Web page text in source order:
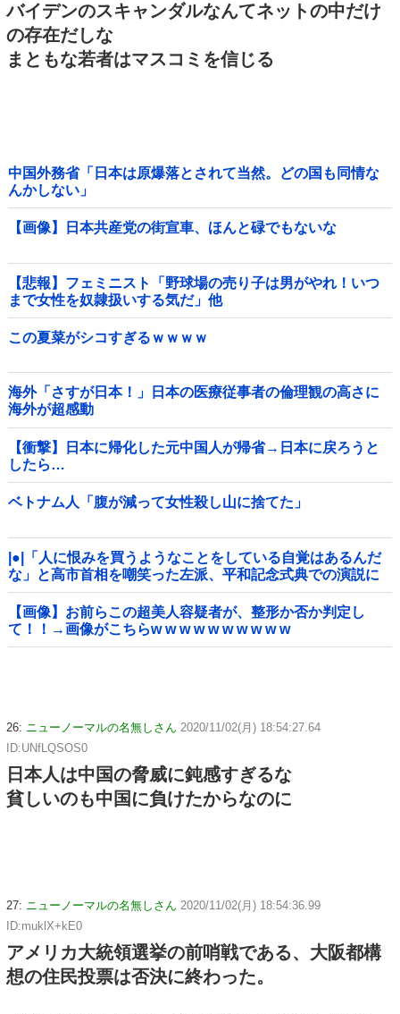
バイデンのスキャンダルなんてネットの中だけ
の存在だしな
まともな若者はマスコミを信じる
中国外務省「日本は原爆落とされて当然。どの国も同情な
んかしない」
【画像】日本共産党の街宣車、ほんと碌でもないな
【悲報】フェミニスト「野球場の売り子は男がやれ！いつ
まで女性を奴隷扱いする気だ」他
この夏菜がシコすぎるｗｗｗｗ
海外「さすが日本！」日本の医療従事者の倫理観の高さに
海外が超感動
【衝撃】日本に帰化した元中国人が帰省→日本に戻ろうと
したら…
ベトナム人「腹が減って女性殺し山に捨てた」
|●|「人に恨みを買うようなことをしている自覚はあるんだ
な」と高市首相を嘲笑った左派、平和記念式典での演説に
ケチを付けるも……
【画像】お前らこの超美人容疑者が、整形か否か判定し
て！！→画像がこちらw w w w w w w w w w
26: ニューノーマルの名無しさん 2020/11/02(月) 18:54:27.64
ID:UNfLQSOS0
日本人は中国の脅威に鈍感すぎるな
貧しいのも中国に負けたからなのに
27: ニューノーマルの名無しさん 2020/11/02(月) 18:54:36.99
ID:muklX+kE0
アメリカ大統領選挙の前哨戦である、大阪都構
想の住民投票は否決に終わった。